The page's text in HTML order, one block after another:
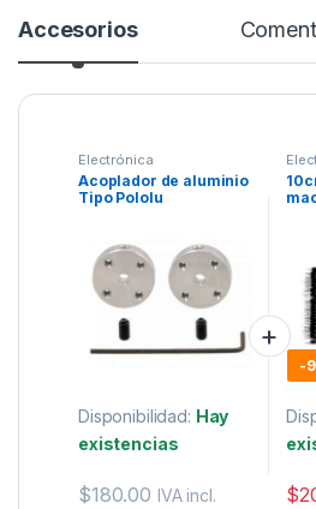
Accesorios
Electrónica
Acoplador de aluminio
Tipo Pololu
Disponibilidad: Hay
existencias
$180.00 IVA incl.
-
$